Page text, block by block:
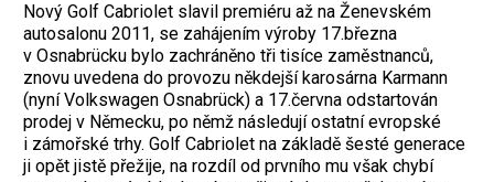
Nový Golf Cabriolet slavil premiéru až na Ženevském
autosalonu 2011, se zahájením výroby 17.března
v Osnabrücku bylo zachráněno tři tisíce zaměstnanců,
znovu uvedena do provozu někdejší karosárna Karmann
(nyní Volkswagen Osnabrück) a 17.června odstartován
prodej v Německu, po němž následují ostatní evropské
i zámořské trhy. Golf Cabriolet na základě šesté generace
ji opět jistě přežije, na rozdíl od prvního mu však chybí